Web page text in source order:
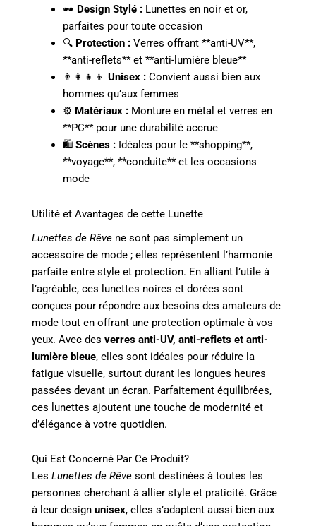
🕶️ Design Stylé :Lunettes en noir et or,
parfaites pour toute occasion
🔍 Protection :Verres offrant **anti-UV**,
**anti-reflets** et **anti-lumière bleue**
👨‍👩‍👧‍👦 Unisex :Convient aussi bien aux
hommes qu’aux femmes
⚙️ Matériaux :Monture en métal et verres en
**PC** pour une durabilité accrue
🛍️ Scènes :Idéales pour le **shopping**,
**voyage**, **conduite** et les occasions
mode
Utilité et Avantages de cette Lunette
Lunettes de Rêve ne sont pas simplement un
accessoire de mode ; elles représentent l’harmonie
parfaite entre style et protection. En alliant l’utile à
l’agréable, ces lunettes noires et dorées sont
conçues pour répondre aux besoins des amateurs de
mode tout en offrant une protection optimale à vos
yeux. Avec des verres anti-UV, anti-reflets et anti-
lumière bleue, elles sont idéales pour réduire la
fatigue visuelle, surtout durant les longues heures
passées devant un écran. Parfaitement équilibrées,
ces lunettes ajoutent une touche de modernité et
d’élégance à votre quotidien.
Qui Est Concerné Par Ce Produit?
Les Lunettes de Rêve sont destinées à toutes les
personnes cherchant à allier style et praticité. Grâce
à leur design unisex, elles s’adaptent aussi bien aux